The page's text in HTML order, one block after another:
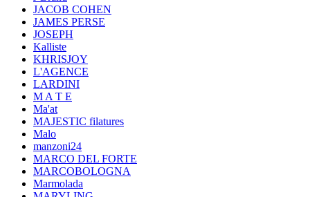
JACOB COHEN
JAMES PERSE
JOSEPH
Kalliste
KHRISJOY
L'AGENCE
LARDINI
M A T E
Ma'at
MAJESTIC filatures
Malo
manzoni24
MARCO DEL FORTE
MARCOBOLOGNA
Marmolada